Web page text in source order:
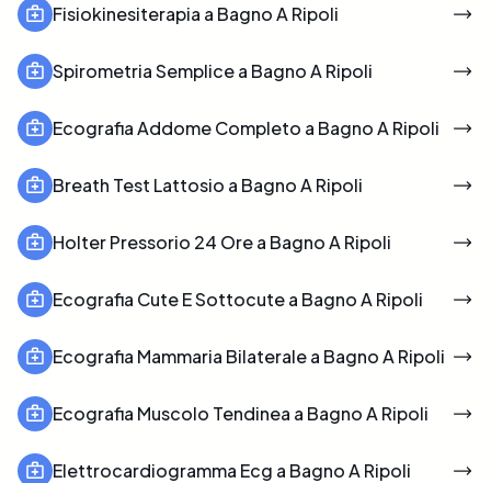
Fisiokinesiterapia a Bagno A Ripoli
Spirometria Semplice a Bagno A Ripoli
Ecografia Addome Completo a Bagno A Ripoli
Breath Test Lattosio a Bagno A Ripoli
Holter Pressorio 24 Ore a Bagno A Ripoli
Ecografia Cute E Sottocute a Bagno A Ripoli
Ecografia Mammaria Bilaterale a Bagno A Ripoli
Ecografia Muscolo Tendinea a Bagno A Ripoli
Elettrocardiogramma Ecg a Bagno A Ripoli